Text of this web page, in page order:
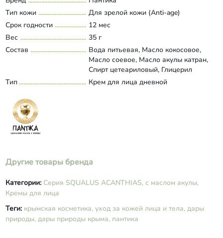
Тип кожи
Для зрелой кожи (Anti-age)
Срок годности
12 мес
Вес
35 г
Состав
Вода питьевая, Масло кокосовое,
Масло соевое, Масло акулы катран,
Спирт цетеариловый, Глицерил
стеарат (органический), Цетил
мелиссы
Развернуть состав
Тип Крем для лица дневной
Другие товары бренда
Категории: Серия SQUALUS ACANTHIAS, с маслом акулы,
Кремы для лица
Теги: крымская косметика, уход за кожей лица и тела, дары
природы, дары природы крыма, пантика